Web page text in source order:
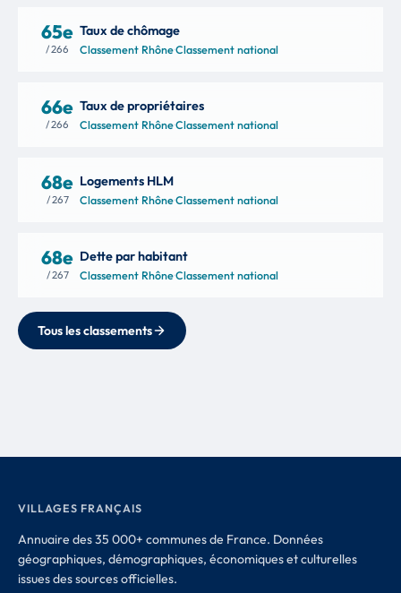
65e
/ 266
Taux de chômage
Classement Rhône·Classement national
66e
/ 266
Taux de propriétaires
Classement Rhône·Classement national
68e
/ 267
Logements HLM
Classement Rhône·Classement national
68e
/ 267
Dette par habitant
Classement Rhône·Classement national
Tous les classements
VILLAGES FRANÇAIS
Annuaire des 35 000+ communes de France. Données
géographiques, démographiques, économiques et culturelles
issues des sources officielles.